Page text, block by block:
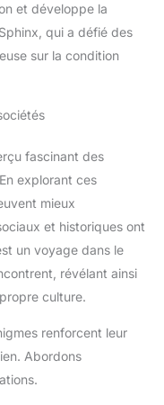
et développe la
qui a défié des
sur la condition
fascinant des
explorant ces
mieux
et historiques ont
un voyage dans le
révélant ainsi
culture.
renforcent leur
Abordons